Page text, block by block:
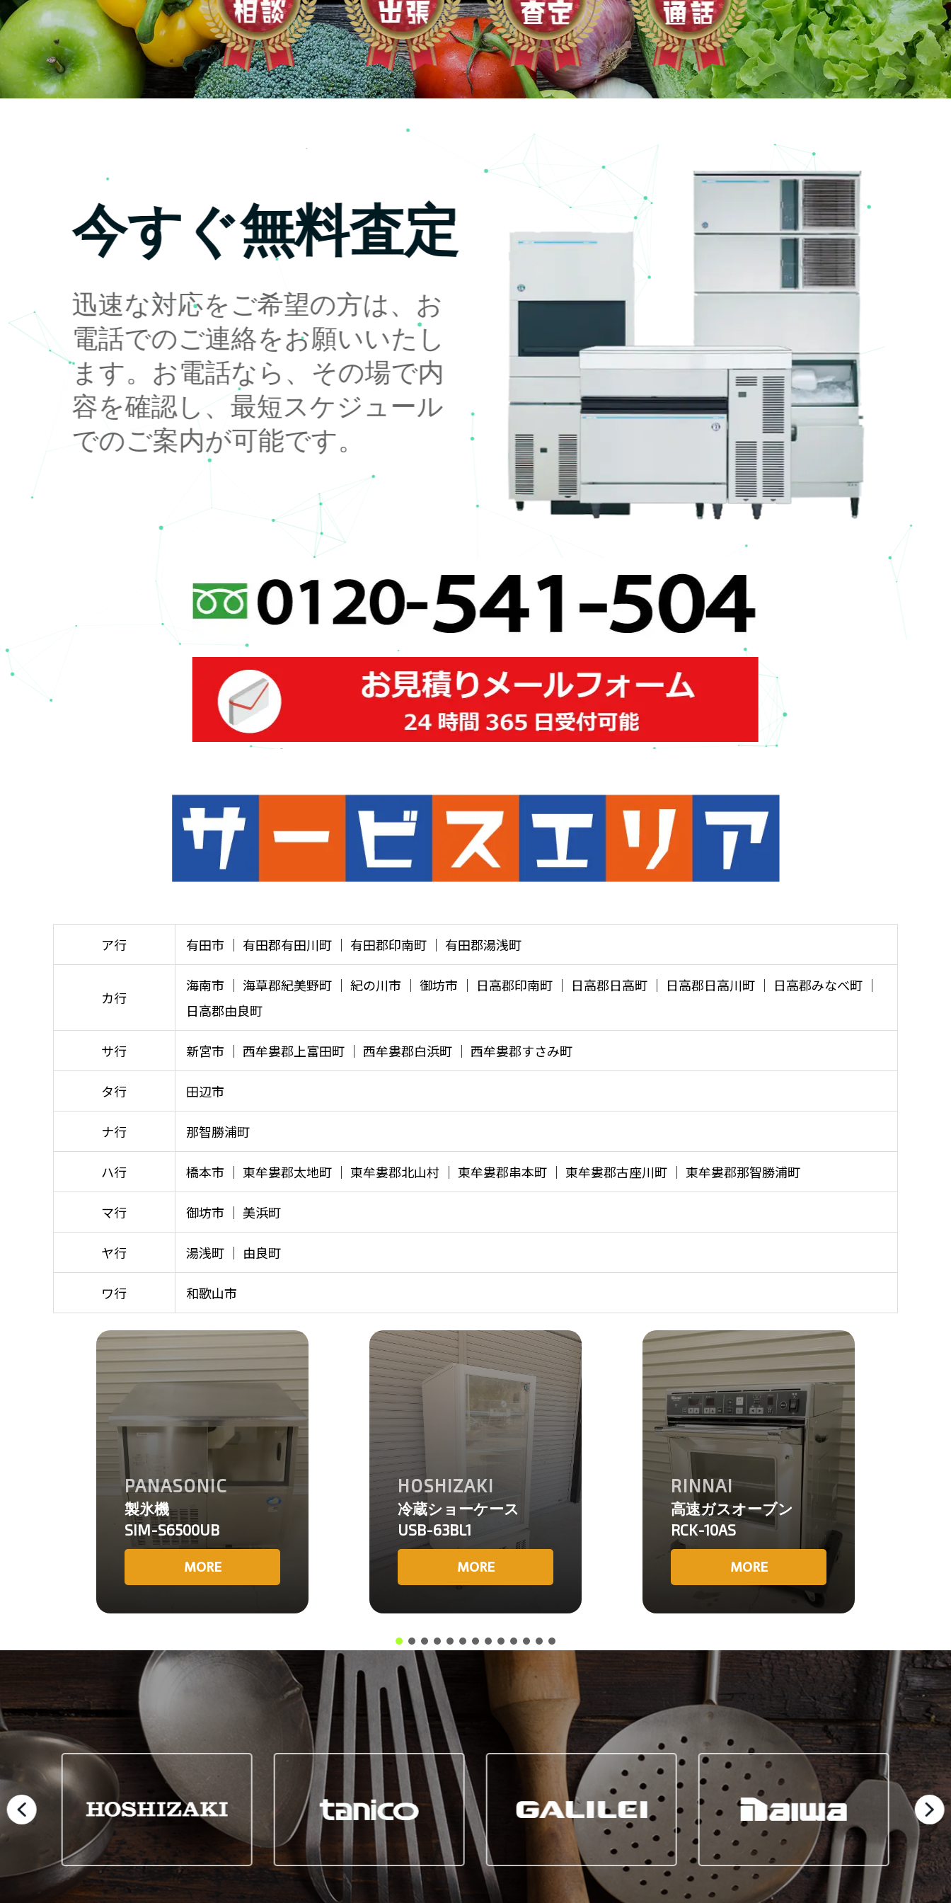
今すぐ無料査定
迅速な対応をご希望の方は、お
電話でのご連絡をお願いいたし
ます。お電話なら、その場で内
容を確認し、最短スケジュール
でのご案内が可能です。
ア行 有田市 │ 有田郡有田川町 │ 有田郡印南町 │ 有田郡湯浅町
カ行
海南市 │ 海草郡紀美野町 │ 紀の川市 │ 御坊市 │ 日高郡印南町 │ 日高郡日高町 │ 日高郡日高川町 │ 日高郡みなべ町 │
日高郡由良町
サ行 新宮市 │ 西牟婁郡上富田町 │ 西牟婁郡白浜町 │ 西牟婁郡すさみ町
タ行 田辺市
ナ行 那智勝浦町
ハ行 橋本市 │ 東牟婁郡太地町 │ 東牟婁郡北山村 │ 東牟婁郡串本町 │ 東牟婁郡古座川町 │ 東牟婁郡那智勝浦町
マ行 御坊市 │ 美浜町
ヤ行 湯浅町 │ 由良町
ワ行 和歌山市
PANASONIC
製氷機
SIM-S6500UB
MORE
HOSHIZAKI
冷蔵ショーケース
USB-63BL1
MORE
RINNAI
高速ガスオーブン
RCK-10AS
MORE